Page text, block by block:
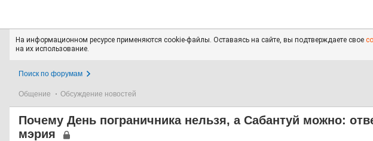
На информационном ресурсе применяются cookie-файлы. Оставаясь на сайте, вы подтверждаете свое
на их использование.
Поиск по форумам
Общение Обсуждение новостей
Почему День пограничника нельзя, а Сабантуй можно:
мэрия